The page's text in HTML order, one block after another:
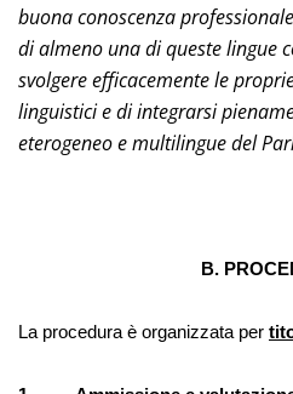
buona conoscenza
di almeno una di queste lingue
svolgere efficacemente le
linguistici e di integrarsi
eterogeneo e multilingue del
B.
La procedura è organizzata per